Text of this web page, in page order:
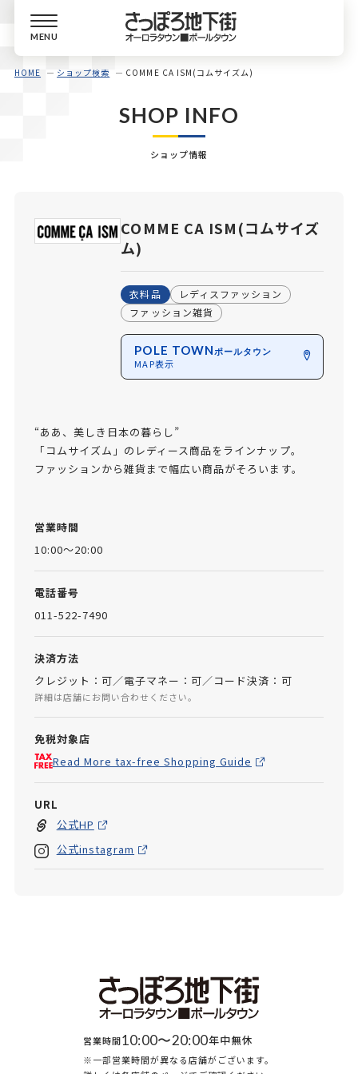
MENU
HOME ショップ検索 COMME CA ISM(コムサイズム)
SHOP INFO
ショップ情報
COMME CA ISM(コムサイズ
ム)
衣料品
レディスファッション
ファッション雑貨
POLE TOWN ポールタウン
MAP表示
“ああ、美しき日本の暮らし”
「コムサイズム」のレディース商品をラインナップ。
ファッションから雑貨まで幅広い商品がそろいます。
営業時間
10:00～20:00
電話番号
011-522-7490
決済方法
クレジット：可／電子マネー：可／コード決済：可
詳細は店舗にお問い合わせください。
免税対象店
Read More tax-free Shopping Guide
URL
公式HP
公式instagram
営業時間10:00〜20:00年中無休
※一部営業時間が異なる店舗がございます。